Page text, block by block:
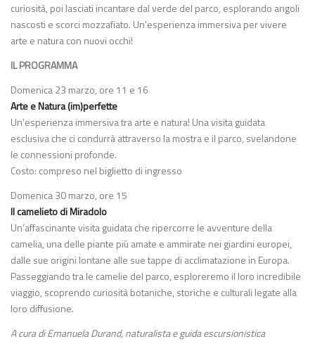
curiosità, poi lasciati incantare dal verde del parco, esplorando angoli
nascosti e scorci mozzafiato. Un’esperienza immersiva per vivere
arte e natura con nuovi occhi!
IL PROGRAMMA
Domenica 23 marzo, ore 11 e 16
Arte e Natura (im)perfette
Un’esperienza immersiva tra arte e natura! Una visita guidata
esclusiva che ci condurrà attraverso la mostra e il parco, svelandone
le connessioni profonde.
Costo: compreso nel biglietto di ingresso
Domenica 30 marzo, ore 15
Il camelieto di Miradolo
Un’affascinante visita guidata che ripercorre le avventure della
camelia, una delle piante più amate e ammirate nei giardini europei,
dalle sue origini lontane alle sue tappe di acclimatazione in Europa.
Passeggiando tra le camelie del parco, esploreremo il loro incredibile
viaggio, scoprendo curiosità botaniche, storiche e culturali legate alla
loro diffusione.
A cura di Emanuela Durand, naturalista e guida escursionistica